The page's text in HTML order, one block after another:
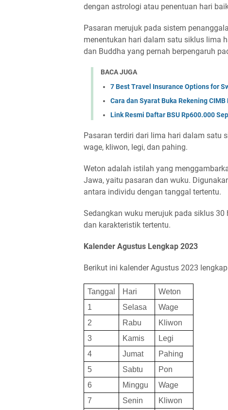
dengan astrologi atau penentuan hari
Pasaran merujuk pada sistem
menentukan hari dalam satu siklus lima
dan Buddha yang pernah berpengaruh
BACA JUGA
7 Best Travel Insurance Options for
Cara dan Syarat Buka Rekening
Link Resmi Daftar BSU Rp600.000
Pasaran terdiri dari lima hari dalam satu
wage, kliwon, legi, dan pahing.
Weton adalah istilah yang
Jawa, yaitu pasaran dan wuku.
antara individu dengan tanggal tertentu.
Sedangkan wuku merujuk pada siklus
dan karakteristik tertentu.
Kalender Agustus Lengkap 2023
Berikut ini kalender Agustus 2023
Tanggal Hari
Weton
1
Selasa
Wage
2
Rabu
Kliwon
3
Kamis
Legi
4
Jumat
Pahing
5
Sabtu
Pon
6
Minggu
Wage
7
Senin
Kliwon